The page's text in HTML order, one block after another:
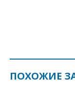
ПОХОЖИЕ